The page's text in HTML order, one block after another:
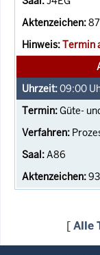
Termin
09:00
Güte-
A86
[Alle